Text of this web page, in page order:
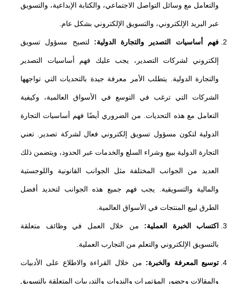
والتعامل مع وسائل التواصل الاجتماعي، والكتابة الإبداعية، والتسويق
عبر البريد الإلكتروني، والتسويق الإلكتروني بشكل عام.
فهم أساسيات التصدير والتجارة الدولية: لتصبح مسؤول تسويق
إلكتروني لشركات التصدير، يجب عليك فهم أساسيات التصدير
والتجارة الدولية. يتطلب الأمر معرفة جيدة بالتحديات التي تواجهها
الشركات التي ترغب في التوسع في الأسواق العالمية، وكيفية
التعامل مع هذه التحديات. من الضروري أيضًا فهم أساسيات التجارة
الدولية لتكون مسؤول تسويق إلكتروني فعال لشركة تصدير. تعني
التجارة الدولية ببيع وشراء السلع والخدمات عبر الحدود، ويتضمن ذلك
العديد من الجوانب المختلفة مثل الجوانب القانونية واللوجستية
والمالية والتسويقية. يجب فهم جميع هذه الجوانب لتحديد أفضل
الطرق لبيع المنتجات في الأسواق العالمية.
اكتساب الخبرة العملية: من خلال العمل في وظائف متعلقة
بالتسويق الإلكتروني والتعلم من التجارب العملية.
توسيع المعرفة والخبرة: من خلال القراءة والاطلاع على الأدبيات
والمقالات وحضور المؤتمرات والندوات والتدريبات المتعلقة بالتسويق